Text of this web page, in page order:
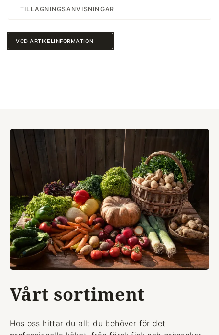
TILLAGNINGSANVISNINGAR
VCD ARTIKELINFORMATION
Vårt sortiment
Hos oss hittar du allt du behöver för det